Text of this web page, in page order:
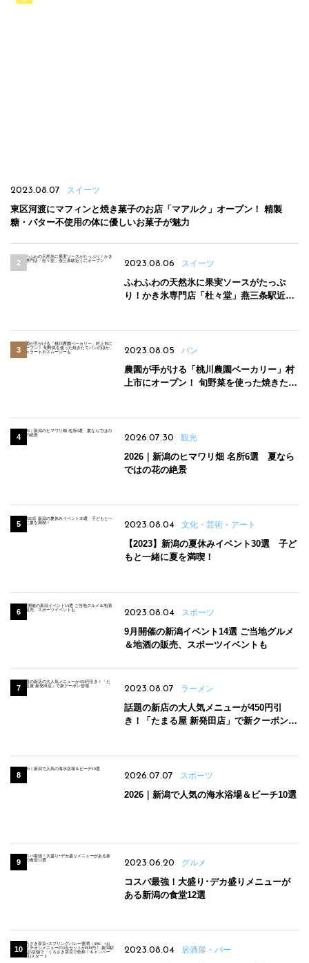
2023.08.07 スイーツ
東区河渡にマフィンと焼き菓子のお店「マアルク」オープン！ 精製
糖・バター不使用の体に優しいお菓子が魅力
2023.08.06 スイーツ
ふわふわの天然氷に果実ソースがたっぷ
り！かき氷専門店「杜々堂」燕三条駅近く
2023.08.05 パン
農園が手がける「桃川農園ベーカリー」村
上市にオープン！ 旬野菜を使った焼きたて
2026.07.30 観光
2026｜新潟のヒマワリ畑 名所6選 夏なら
ではの花の絶景
2023.08.04 文化・芸術・アート
【2023】新潟の夏休みイベント30選 子ど
もと一緒に夏を満喫！
2023.08.04 スポーツ
9月開催の新潟イベント14選 ご当地グルメ
＆地酒の販売、スポーツイベントも
2023.08.07 ラーメン
話題の新店の大人気メニューが450円引
き！「たまる屋 新発田店」で新クーポン登
2026.07.07 スポーツ
2026｜新潟で人気の海水浴場＆ビーチ10選
2023.06.20 グルメ
コスパ最強！大盛り･デカ盛りメニューが
ある新潟の食堂12選
2023.08.04 居酒屋・バー